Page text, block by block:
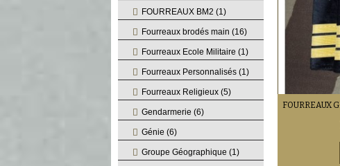
FOURREAUX BM2 (1)
Fourreaux brodés main (16)
Fourreaux Ecole Militaire (1)
Fourreaux Personnalisés (1)
Fourreaux Religieux (5)
Gendarmerie (6)
Génie (6)
Groupe Géographique (1)